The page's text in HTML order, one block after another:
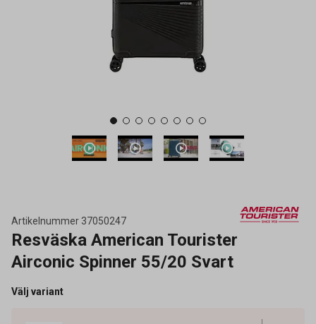
Artikelnummer 37050247
Resväska American Tourister
Airconic Spinner 55/20 Svart
Välj variant